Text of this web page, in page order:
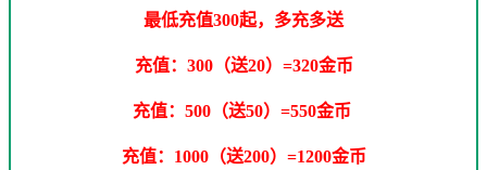
最低充值300起， 多充多送
充值：300（送20）=320金币
充值：500（送50）=550金币
充值：1000（送200）=1200金币